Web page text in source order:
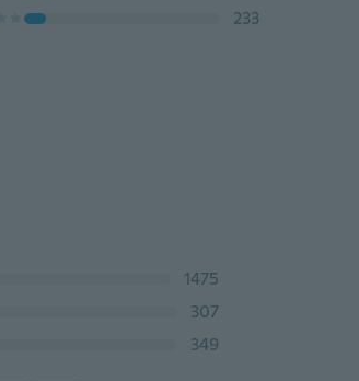
233
1475
307
349